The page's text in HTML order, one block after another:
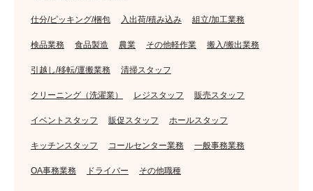
仕分/ピッキング/梱包 入出荷/積み込み 組立/加工業務
検品業務 食品製造 農業 その他軽作業 搬入/搬出業務
引越し/移転/運搬業務 清掃スタッフ
クリーニング（洗濯業） レジスタッフ 販売スタッフ
イベントスタッフ 販促スタッフ ホールスタッフ
キッチンスタッフ コールセンター業務 一般事務業務
OA事務業務 ドライバー その他職種